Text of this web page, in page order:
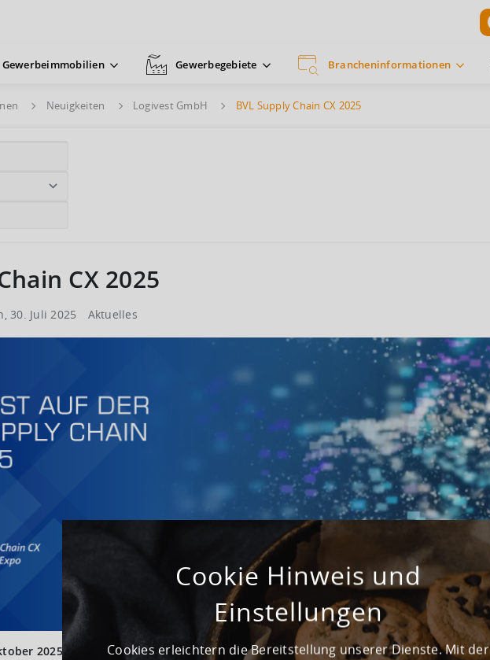
Gewerbeimmobilien Gewerbegebiete Brancheninformationen
Neuigkeiten Logivest GmbH BVL Supply Chain CX 2025
CX 2025
30. Juli 2025 Aktuelles
2025 am Stand C/71
Cookie Hinweis und
Einstellungen
Cookies erleichtern die Bereitstellung unserer Dienste. Mit der